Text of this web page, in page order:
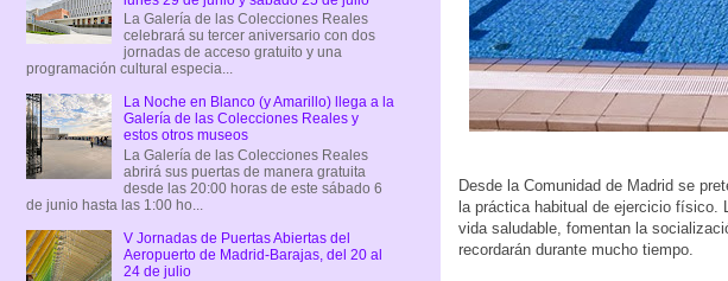
Desde la Comunidad de Madrid se
la práctica habitual de ejercicio físico.
vida saludable, fomentan la
recordarán durante mucho tiempo.
La Galería de las Colecciones Reales
celebrará su tercer aniversario con dos
jornadas de acceso gratuito y una
programación cultural especia...
La Noche en Blanco (y Amarillo) llega a la
Galería de las Colecciones Reales y
estos otros museos
La Galería de las Colecciones Reales
abrirá sus puertas de manera gratuita
desde las 20:00 horas de este sábado 6
de junio hasta las 1:00 ho...
V Jornadas de Puertas Abiertas del
Aeropuerto de Madrid-Barajas, del 20 al
24 de julio